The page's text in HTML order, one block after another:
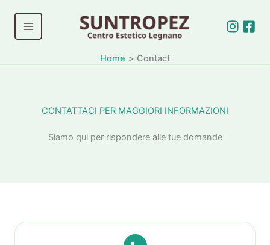
contenuto
Home Contact
CONTATTACI PER MAGGIORI INFORMAZIONI
Siamo qui per rispondere alle tue domande